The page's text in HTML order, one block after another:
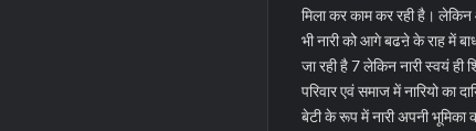
मिला कर काम कर रही है।
भी नारी को आगे बढऩे के राह में
जा रही है 7 लेकिन नारी स्वयं ही
परिवार एवं समाज में नारियो
बेटी के रूप में नारी अपनी भूमिका